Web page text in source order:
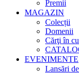
Premii
MAGAZIN
Colecții
Domenii
Cărţi în
EVENIMENTE
Lansări